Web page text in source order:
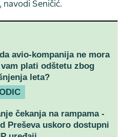
navodi Seničić.
avio-kompanija ne mora
plati odštetu zbog
leta?
čekanja na rampama -
Preševa uskoro dostupni